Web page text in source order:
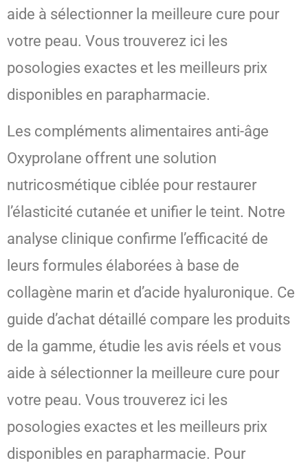
aide à sélectionner la meilleure cure pour
votre peau. Vous trouverez ici les
posologies exactes et les meilleurs prix
disponibles en parapharmacie.
Les compléments alimentaires anti-âge
Oxyprolane offrent une solution
nutricosmétique ciblée pour restaurer
l’élasticité cutanée et unifier le teint. Notre
analyse clinique confirme l’efficacité de
leurs formules élaborées à base de
collagène marin et d’acide hyaluronique. Ce
guide d’achat détaillé compare les produits
de la gamme, étudie les avis réels et vous
aide à sélectionner la meilleure cure pour
votre peau. Vous trouverez ici les
posologies exactes et les meilleurs prix
disponibles en parapharmacie. Pour